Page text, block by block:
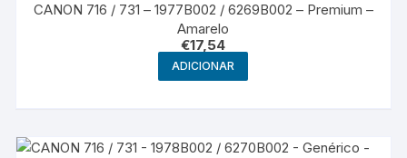
CANON 716 / 731 – 1977B002 / 6269B002 – Premium –
Amarelo
€17,54
ADICIONAR